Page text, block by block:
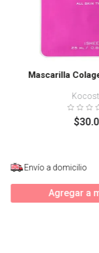
Mascarilla
$30.
Envío a domicilio
Agregar a